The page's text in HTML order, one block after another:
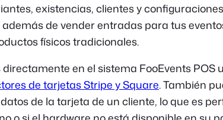
existencias, clientes y
de vender entradas para tus
físicos tradicionales.
directamente en el sistema FooEvents POS
de tarjetas Stripe y Square. También
de la tarjeta de un cliente, lo que es